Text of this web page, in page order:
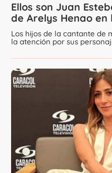
Ellos son Juan
de Arelys Henao
Los hijos de la cantante de
la atención por sus